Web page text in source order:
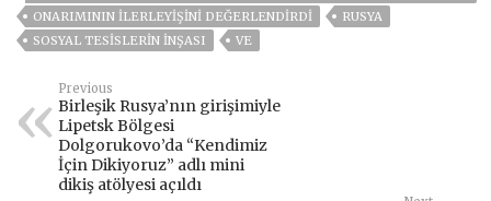
ONARIMININ ILERLEYIŞINI DEĞERLENDIRDI
RUSYA
SOSYAL TESISLERIN INŞASI
VE
Previous
Birleşik Rusya’nın girişimiyle
Lipetsk Bölgesi
Dolgorukovo’da “Kendimiz
İçin Dikiyoruz” adlı mini
dikiş atölyesi açıldı